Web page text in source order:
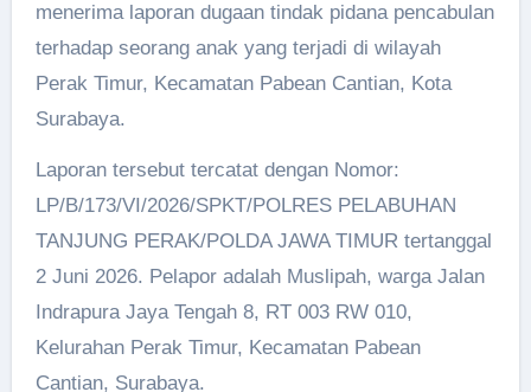
menerima laporan dugaan tindak pidana pencabulan
terhadap seorang anak yang terjadi di wilayah
Perak Timur, Kecamatan Pabean Cantian, Kota
Surabaya.
Laporan tersebut tercatat dengan Nomor:
LP/B/173/VI/2026/SPKT/POLRES PELABUHAN
TANJUNG PERAK/POLDA JAWA TIMUR tertanggal
2 Juni 2026. Pelapor adalah Muslipah, warga Jalan
Indrapura Jaya Tengah 8, RT 003 RW 010,
Kelurahan Perak Timur, Kecamatan Pabean
Cantian, Surabaya.